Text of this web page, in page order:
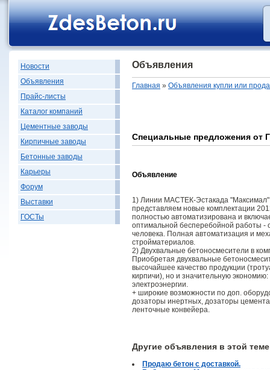
Новости
Объявления
Прайс-листы
Каталог компаний
Цементные заводы
Кирпичные заводы
Бетонные заводы
Карьеры
Форум
Выставки
ГОСТы
Объявления
Главная » Объявления купли или
Специальные предложения
Объявление
1) Линии МАСТЕК-Эстакада
представляем новые комплектации
полностью автоматизирована и
оптимальной бесперебойной работы -
человека. Полная автоматизация и
стройматериалов.
2) Двухвальные бетоносмесители в
Приобретая двухвальные
высочайшее качество продукции
кирпичи), но и значительную
электроэнергии.
+ широкие возможности по доп.
дозаторы инертных, дозаторы
ленточные конвейера.
Другие объявления в этой теме
Продаю бетон с доставкой.